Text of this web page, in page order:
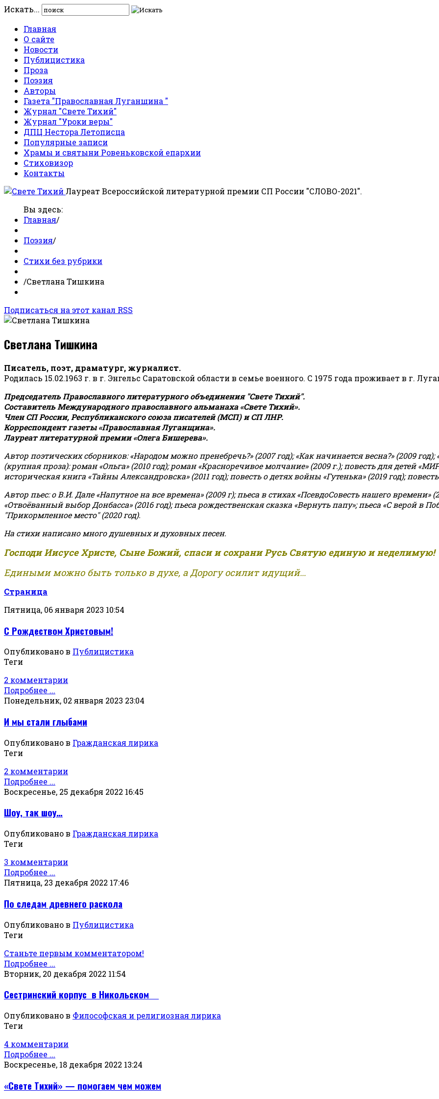
Искать...
Главная
О сайте
Новости
Публицистика
Проза
Поэзия
Авторы
Газета "Православная Луганщина "
Журнал "Свете Тихий"
Журнал "Уроки веры"
ДПЦ Нестора Летописца
Популярные записи
Храмы и святыни Ровеньковской епархии
Стиховизор
Контакты
Лауреат Всероссийской литературной премии СП России "СЛОВО-2021".
Вы здесь:
Главная/
Поэзия/
Стихи без рубрики
/Светлана Тишкина
Подписаться на этот канал RSS
Светлана Тишкина
Писатель, поэт, драматург, журналист.
Родилась 15.02.1963 г. в г. Энгельс Саратовской области в семье военного. С 1975 года проживает в г.
Председатель Православного литературного объединения "Свете Тихий".
Составитель Международного православного альманаха «Свете Тихий».
Член СП России, Республиканского союза писателей (МСП) и СП ЛНР.
Корреспондент газеты «Православная Луганщина».
Лауреат литературной премии «Олега Бишерева».
Автор поэтических сборников: «Народом можно пренебречь?» (2007 год); «Как начинается весна?» (2009 год);
(крупная проза): роман «Ольга» (2010 год); роман «Красноречивое молчание» (2009 г.); повесть для детей
историческая книга «Тайны Александровска» (2011 год); повесть о детях войны «Гутенька» (2019 год);
Автор пьес: о В.И. Дале «Напутное на все времена» (2009 г); пьеса в стихах «ПсевдоСовесть нашего времени»
«Отвоёванный выбор Донбасса» (2016 год); пьеса рождественская сказка «Вернуть папу»; пьеса «С верой в
"Прикормленное место" (2020 год).
На стихи написано много душевных и духовных песен.
Господи Иисусе Христе, Сыне Божий, спаси и сохрани Русь Святую единую и неделимую!
Едиными можно быть только в духе, а Дорогу осилит идущий...
Страница
Пятница, 06 января 2023 10:54
С Рождеством Христовым!
Опубликовано в Публицистика
Теги
2 комментарии
Подробнее ...
Понедельник, 02 января 2023 23:04
И мы стали глыбами
Опубликовано в Гражданская лирика
Теги
2 комментарии
Подробнее ...
Воскресенье, 25 декабря 2022 16:45
Шоу, так шоу…
Опубликовано в Гражданская лирика
Теги
3 комментарии
Подробнее ...
Пятница, 23 декабря 2022 17:46
По следам древнего раскола
Опубликовано в Публицистика
Теги
Станьте первым комментатором!
Подробнее ...
Вторник, 20 декабря 2022 11:54
Сестринский корпус в Никольском
Опубликовано в Философская и религиозная лирика
Теги
4 комментарии
Подробнее ...
Воскресенье, 18 декабря 2022 13:24
«Свете Тихий» — помогаем чем можем